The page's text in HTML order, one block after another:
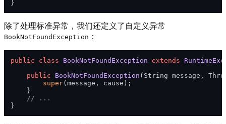
除了处理标准异常，我们还定义了自定义异常
BookNotFoundException ：
public class BookNotFoundException extends
public
BookNotFoundException (String message,
super(message, cause);
    }
// ...